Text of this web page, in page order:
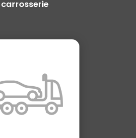
carrosserie